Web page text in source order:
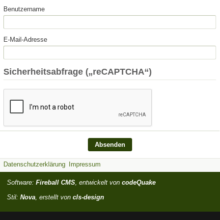
Benutzername
E-Mail-Adresse
Sicherheitsabfrage („reCAPTCHA“)
Datenschutzerklärung Impressum
Software: Fireball CMS, entwickelt von codeQuake
Stil: Nova, erstellt von cls-design